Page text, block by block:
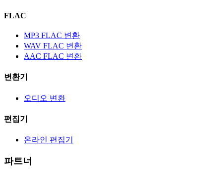
FLAC
MP3 FLAC 변환
WAV FLAC 변환
AAC FLAC 변환
변환기
오디오 변환
편집기
온라인 편집기
파트너